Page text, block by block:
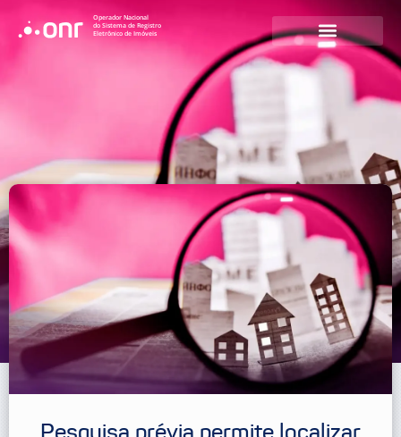
Operador Nacional
do Sistema de Registro
Eletrônico de Imóveis